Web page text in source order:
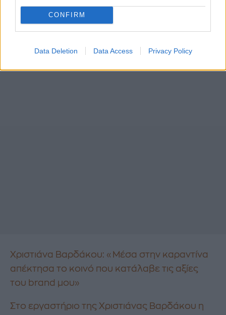
CONFIRM
Data Deletion Data Access Privacy Policy
Χριστιάνα Βαρδάκου: «Μέσα στην καραντίνα
απέκτησα το κοινό που κατάλαβε τις αξίες
του brand μου»
Στο εργαστήριο της Χριστιάνας Βαρδάκου η